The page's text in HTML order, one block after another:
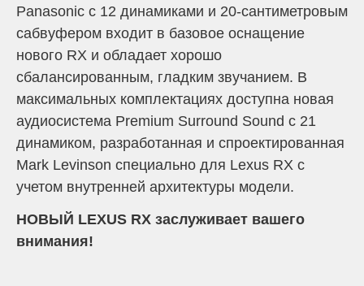
Panasonic с 12 динамиками и 20-сантиметровым
сабвуфером входит в базовое оснащение
нового RX и обладает хорошо
сбалансированным, гладким звучанием. В
максимальных комплектациях доступна новая
аудиосистема Premium Surround Sound с 21
динамиком, разработанная и спроектированная
Mark Levinson специально для Lexus RX с
учетом внутренней архитектуры модели.
НОВЫЙ LEXUS RX заслуживает вашего
внимания!